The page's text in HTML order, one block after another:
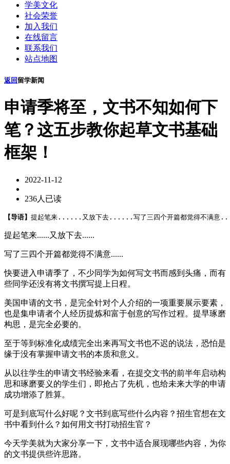
学美文化
社会荣誉
加入我们
在线留言
联系我们
站点地图
返回 留学新闻
申请季将至，文书不知如何下
笔？这五步教你起草文书基础
框架！
2022-11-12
236人已读
【导语】 提起笔来......又放下去......写了三四个开篇都觉得不满意
提起笔来......又放下去......
写了三四个开篇都觉得不满意......
快要进入申请季了，不少同学为如何写文书而感到头痛，而有
些同学还没有将文书撰写提上日程。
美国申请的文书，是完全针对个人介绍的一项重要展示要素，
也是集申请者个人经历提炼和富于创意的写作过程。提早琢磨
构思，是完全必要的。
至于等到标准化成绩完全出来再写文书也不迟的说法，恐怕是
缘于没有掌握申请文书的本质和意义。
从以往学生的申请文书经验来看，在提交文书的前半年启动构
思和琢磨要义的学生们，即抢占了先机，也给未来大学的申请
成功增添了胜算。
可是到底写什么好呢？文书到底写些什么内容？招生官想在文
书中看到什么？如何用文书打动招生官？
今天学美就为大家分享一下，文书中适合展现哪些内容，为你
的文书提供些许思路。